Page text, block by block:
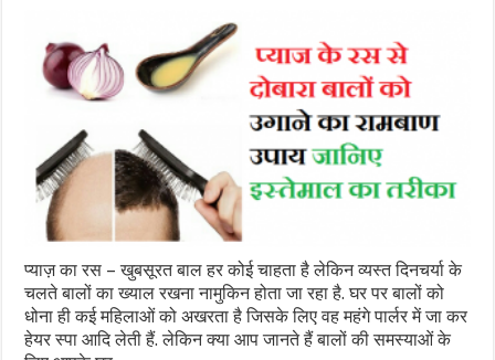
प्याज़ का रस – खुबसूरत बाल हर कोई चाहता है लेकिन व्यस्त दिनचर्या के
चलते बालों का ख्याल रखना नामुकिन होता जा रहा है. घर पर बालों को
धोना ही कई महिलाओं को अखरता है जिसके लिए वह महंगे पार्लर में जा कर
हेयर स्पा आदि लेती हैं. लेकिन क्या आप जानते हैं बालों की समस्याओं के